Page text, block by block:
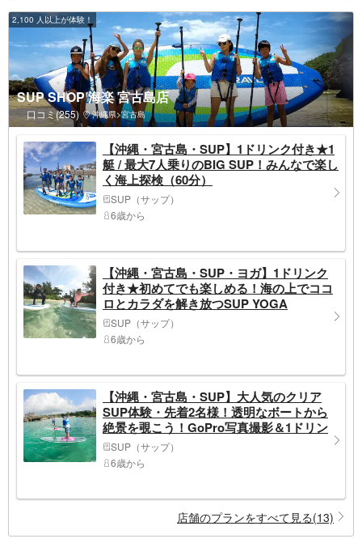
2,100 人以上が体験！
SUP SHOP 海楽 宮古島店
口コミ(255) 沖縄県>宮古島
【沖縄・宮古島・SUP】1ドリンク付き★1
艇 / 最大7人乗りのBIG SUP！みんなで楽し
く海上探検（60分）
SUP（サップ）
6歳から
【沖縄・宮古島・SUP・ヨガ】1ドリンク
付き★初めてでも楽しめる！海の上でココ
ロとカラダを解き放つSUP YOGA
SUP（サップ）
6歳から
【沖縄・宮古島・SUP】大人気のクリア
SUP体験・先着2名様！透明なボートから
絶景を覗こう！GoPro写真撮影＆1ドリン
ク付き★6歳から参加OK（60分）
SUP（サップ）
6歳から
店舗のプランをすべて見る(13)